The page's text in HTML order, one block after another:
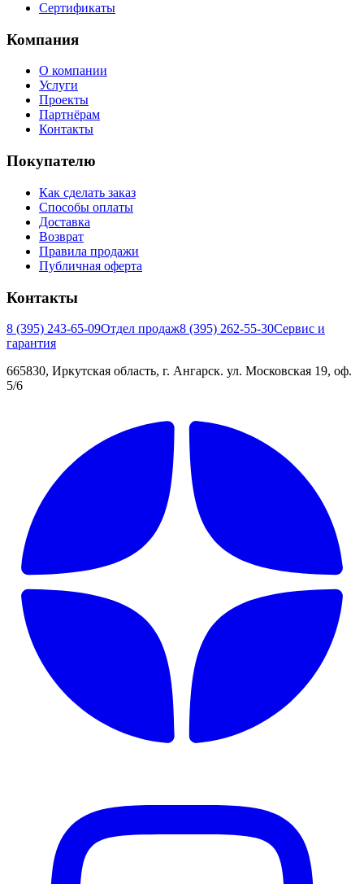
Сертификаты
Компания
О компании
Услуги
Проекты
Партнёрам
Контакты
Покупателю
Как сделать заказ
Способы оплаты
Доставка
Возврат
Правила продажи
Публичная оферта
Контакты
8 (395) 243-65-09Отдел продаж8 (395) 262-55-30Сервис и
гарантия
665830, Иркутская область, г. Ангарск. ул. Московская 19, оф.
5/6